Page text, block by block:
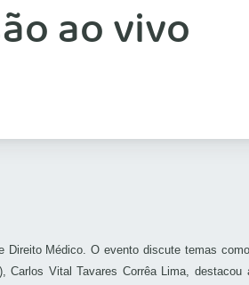
ao vivo
Médico. O evento discute temas
Carlos Vital Tavares Corrêa Lima,